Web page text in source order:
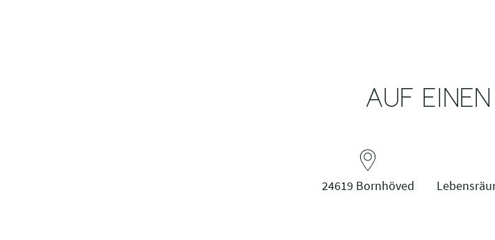
AUF
24619 Bornhöved